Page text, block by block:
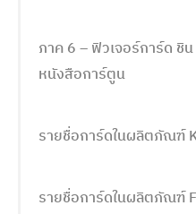
ภาค 6 – ฟิวเจอร์การ์ด ชิ
หนังสือการ์ตูน
รายชื่อการ์ดในผลิตภัณฑ์
รายชื่อการ์ดในผลิตภัณฑ์